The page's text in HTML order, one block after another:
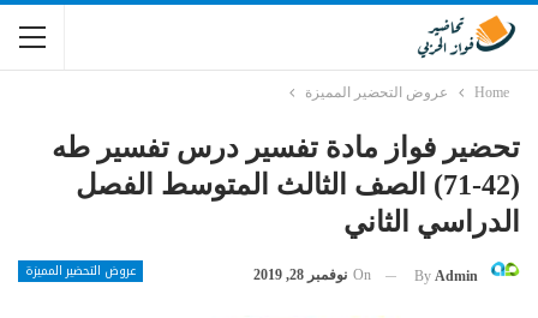
Home عروض التحضير المميزة
تحضير فواز مادة تفسير درس تفسير طه
(42-71) الصف الثالث المتوسط الفصل
الدراسي الثاني
عروض التحضير المميزة By Admin
On نوفمبر 28, 2019